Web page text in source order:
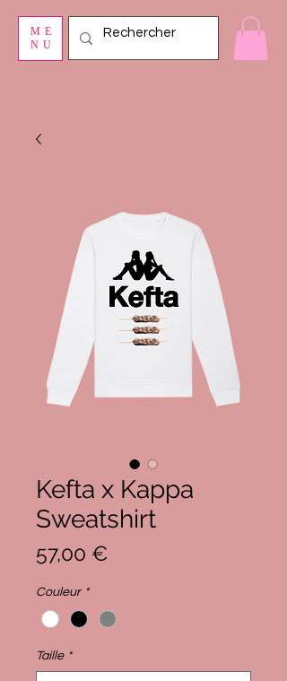
ME
NU
Kefta x Kappa
Sweatshirt
57,00 €
Couleur *
Taille *